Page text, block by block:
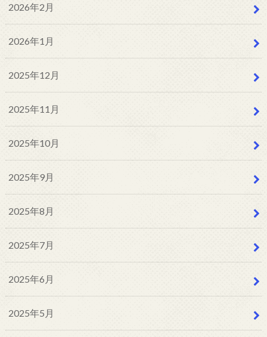
2026年2月
2026年1月
2025年12月
2025年11月
2025年10月
2025年9月
2025年8月
2025年7月
2025年6月
2025年5月